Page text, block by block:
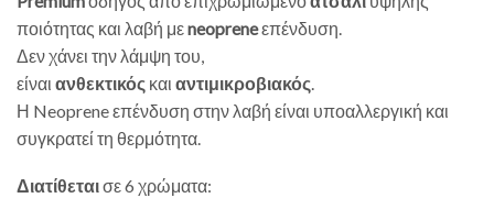
ποιότητας και λαβή μεneopreneεπένδυση.
Δεν χάνει την λάμψη του,
είναι ανθεκτικός και αντιμικροβιακός
Η Neoprene επένδυση στην λαβή είναι υποαλλεργική και
συγκρατεί τη θερμότητα.
Διατίθεταισε 6 χρώματα: